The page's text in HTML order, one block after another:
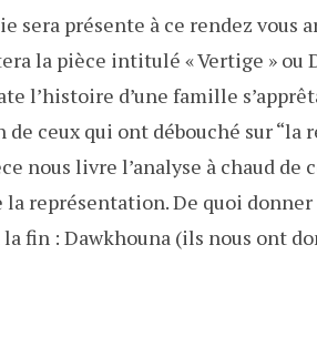
sera présente à ce rendez vous
la pièce intitulé « Vertige » ou
l’histoire d’une famille
ceux qui ont débouché sur “la
nous livre l’analyse à chaud de
représentation. De quoi
fin : Dawkhouna (ils nous ont